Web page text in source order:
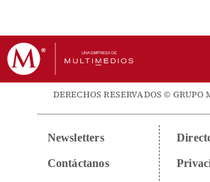
DERECHOS RESERVADOS © GRUPO
Newsletters
Contáctanos